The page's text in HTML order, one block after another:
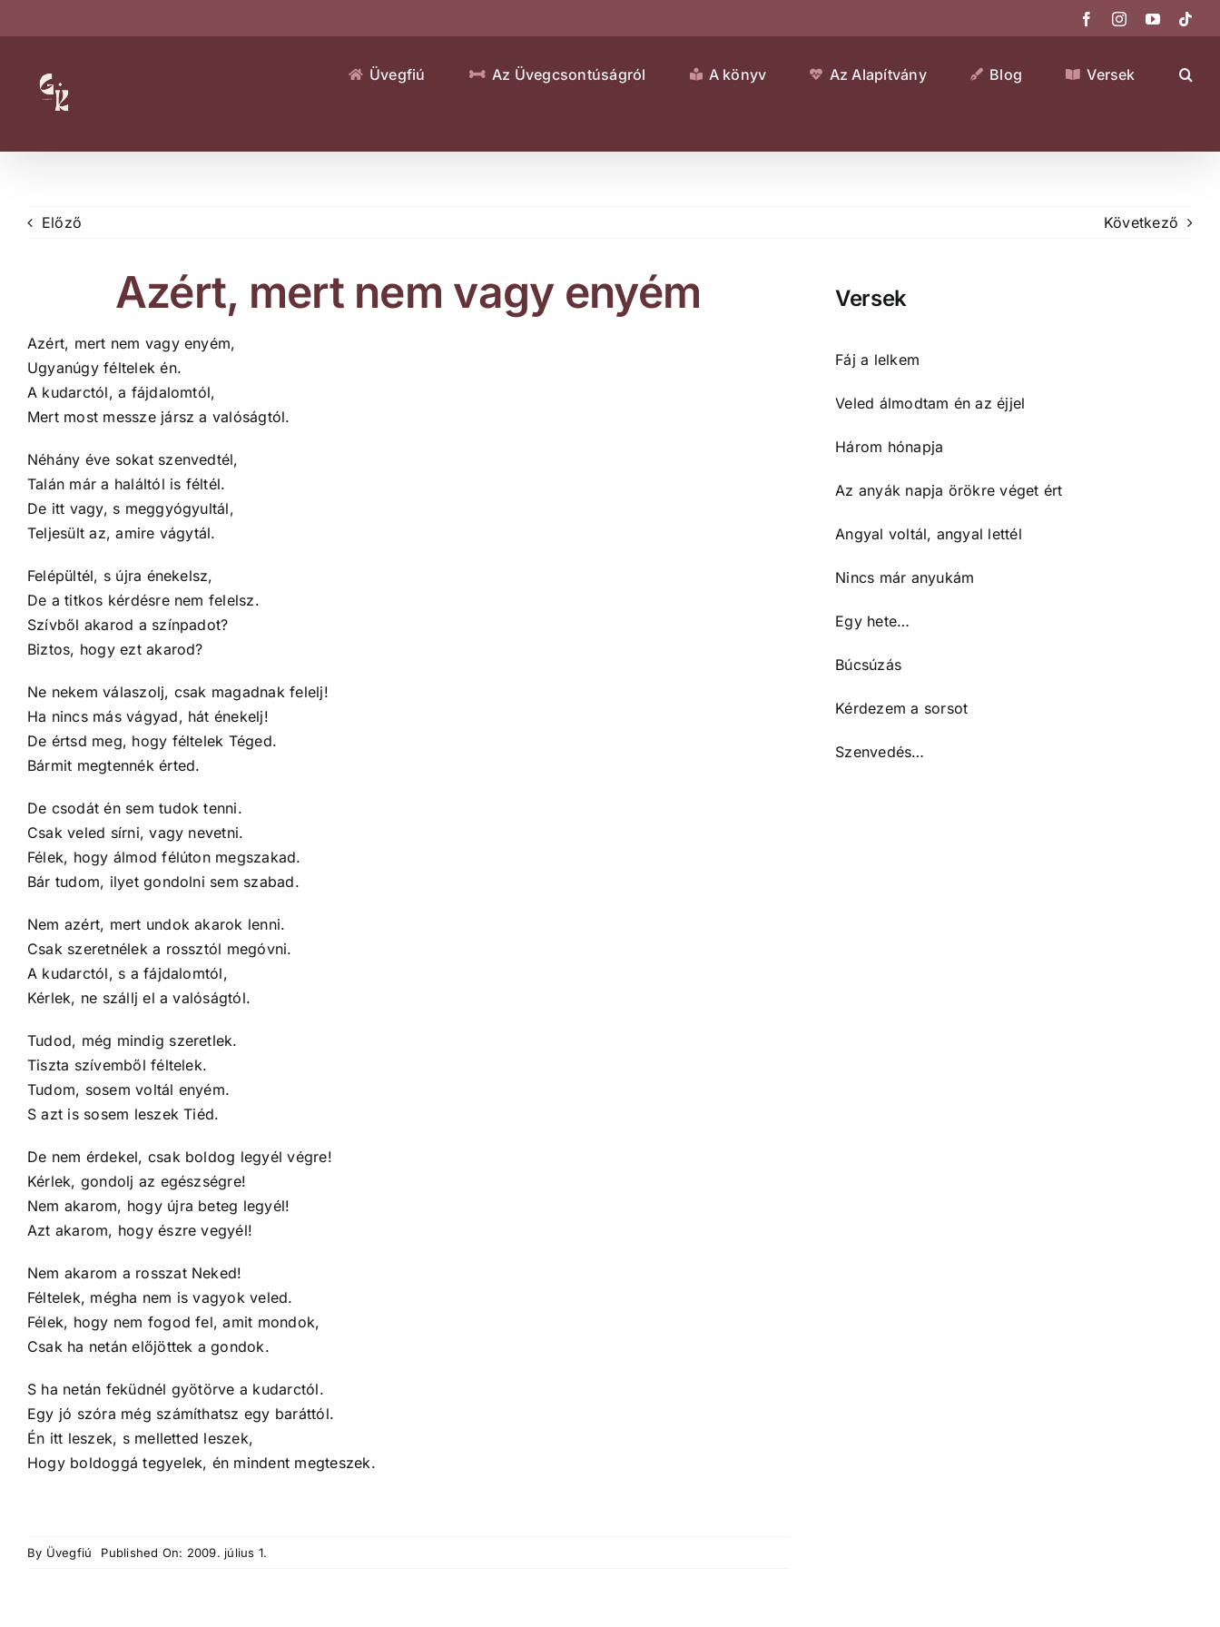
FacebookInstagram
YouTube
Üvegfiú Az Üvegcsontúságról A könyv Az Alapítvány Blog Versek
Előző Következő
Azért, mert nem vagy enyém
Azért, mert nem vagy enyém,
Ugyanúgy féltelek én.
A kudarctól, a fájdalomtól,
Mert most messze jársz a valóságtól.
Néhány éve sokat szenvedtél,
Talán már a haláltól is féltél.
De itt vagy, s meggyógyultál,
Teljesült az, amire vágytál.
Felépültél, s újra énekelsz,
De a titkos kérdésre nem felelsz.
Szívből akarod a színpadot?
Biztos, hogy ezt akarod?
Ne nekem válaszolj, csak magadnak felelj!
Ha nincs más vágyad, hát énekelj!
De értsd meg, hogy féltelek Téged.
Bármit megtennék érted.
De csodát én sem tudok tenni.
Csak veled sírni, vagy nevetni.
Félek, hogy álmod félúton megszakad.
Bár tudom, ilyet gondolni sem szabad.
Nem azért, mert undok akarok lenni.
Csak szeretnélek a rossztól megóvni.
A kudarctól, s a fájdalomtól,
Kérlek, ne szállj el a valóságtól.
Tudod, még mindig szeretlek.
Tiszta szívemből féltelek.
Tudom, sosem voltál enyém.
S azt is sosem leszek Tiéd.
De nem érdekel, csak boldog legyél végre!
Kérlek, gondolj az egészségre!
Nem akarom, hogy újra beteg legyél!
Azt akarom, hogy észre vegyél!
Nem akarom a rosszat Neked!
Féltelek, mégha nem is vagyok veled.
Félek, hogy nem fogod fel, amit mondok,
Csak ha netán előjöttek a gondok.
S ha netán feküdnél gyötörve a kudarctól.
Egy jó szóra még számíthatsz egy baráttól.
Én itt leszek, s melletted leszek,
Hogy boldoggá tegyelek, én mindent megteszek.
By Üvegfiú Published On: 2009. július 1.
Versek
Fáj a lelkem
Veled álmodtam én az éjjel
Három hónapja
Az anyák napja örökre véget ért
Angyal voltál, angyal lettél
Nincs már anyukám
Egy hete…
Búcsúzás
Kérdezem a sorsot
Szenvedés…